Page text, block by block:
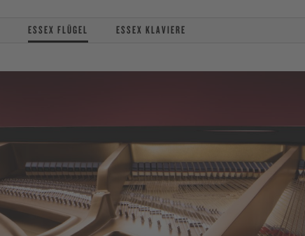
ESSEX FLÜGEL ESSEX KLAVIERE